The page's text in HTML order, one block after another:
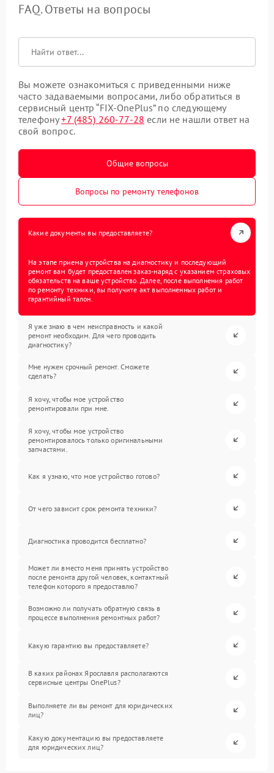
FAQ. Ответы на вопросы
Вы можете ознакомиться с приведенными ниже
часто задаваемыми вопросами, либо обратиться в
сервисный центр “FIX-OnePlus” по следующему
телефону+7 (485) 260-77-28 если не нашли ответ на
свой вопрос.
Общие вопросы
Вопросы по ремонту телефонов
Какие документы вы предоставляете?
На этапе приема устройства на диагностику и последующий
ремонт вам будет предоставлен заказ-наряд с указанием страховых
обязательств на ваше устройство. Далее, после выполнения работ
по ремонту техники, вы получите акт выполненных работ и
гарантийный талон.
Я уже знаю в чем неисправность и какой
ремонт необходим. Для чего проводить
диагностику?
Мне нужен срочный ремонт. Сможете
сделать?
Я хочу, чтобы мое устройство
ремонтировали при мне.
Я хочу, чтобы мое устройство
ремонтировалось только оригинальными
запчастями.
Как я узнаю, что мое устройство готово?
От чего зависит срок ремонта техники?
Диагностика проводится бесплатно?
Может ли вместо меня принять устройство
после ремонта другой человек, контактный
телефон которого я предоставлю?
Возможно ли получать обратную связь в
процессе выполнения ремонтных работ?
Какую гарантию вы предоставляете?
В каких районах Ярославля располагаются
сервисные центры OnePlus?
Выполняете ли вы ремонт для юридических
лиц?
Какую документацию вы предоставляете
для юридических лиц?